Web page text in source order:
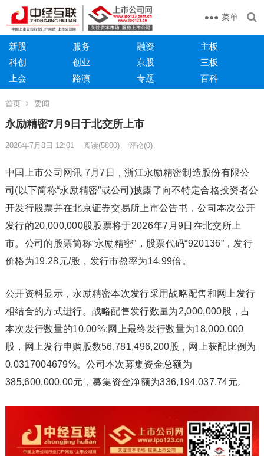
菜单
新股 服务 融资
主板
科创
创业 京股
三板
上会
路演 专题 百科
首页 要闻
永励精密7月9日于北交所上市
2026年7月8日 12:01 阅读(5800) 评论(0)
中国上市公司网讯 7月7日，浙江永励精密制造股份有限公
司(以下简称“永励精密”或公司)披露了向不特定合格投资者公
开发行股票并在北京证券交易所上市公告书，公司本次公开
发行的20,000,000股股票将于2026年7月9日在北交所上
市。公司的股票简称“永励精密”，股票代码“920136”，发行
价格为19.28元/股，发行市盈率为14.99倍。
公开资料显示，永励精密本次发行采用战略配售和网上发行
相结合的方式进行。战略配售发行数量为2,000,000股，占
本次发行数量的10.00%;网上最终发行数量为18,000,000
股，网上发行申购股数56,781,496,200股，网上获配比例为
0.0317004679%。公司本次募集资金总额为
385,600,000.00元，募集资金净额为336,194,037.74元。